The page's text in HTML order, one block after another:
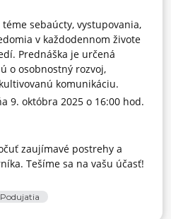
sebaúcty, vystupovania,
v každodennom živote
Prednáška je určená
o osobnostný rozvoj,
komunikáciu.
9. októbra 2025 o 16:00 hod.
zaujímavé postrehy a
Tešíme sa na vašu účasť!
Podujatia